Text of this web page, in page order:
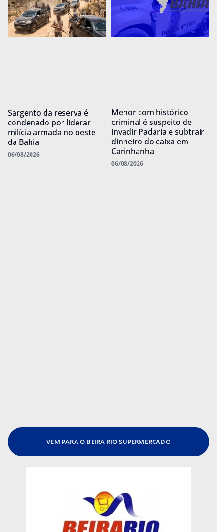
Sargento da reserva é
condenado por liderar
milícia armada no oeste
da Bahia
06/08/2026
Menor com histórico
criminal é suspeito de
invadir Padaria e subtrair
dinheiro do caixa em
Carinhanha
06/08/2026
VEM PARA O BEIRA RIO SUPERMERCADO